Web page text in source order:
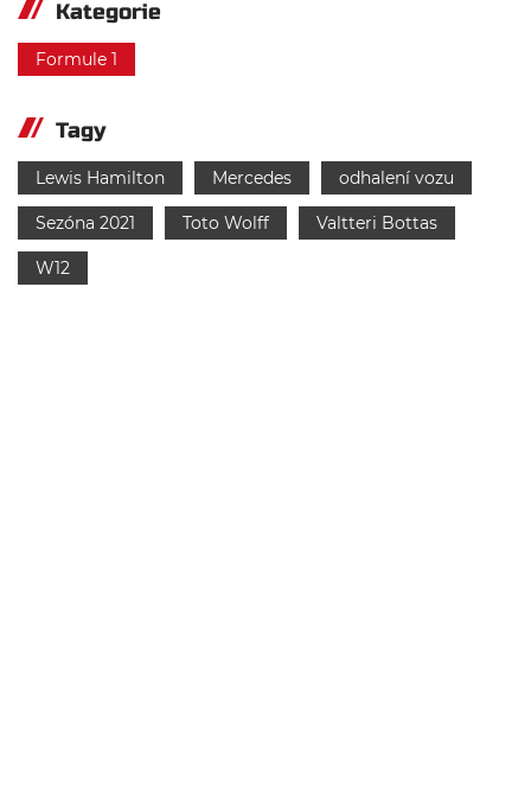
Kategorie
Formule 1
Tagy
Lewis Hamilton Mercedes odhalení vozu
Sezóna 2021 Toto Wolff Valtteri Bottas
W12